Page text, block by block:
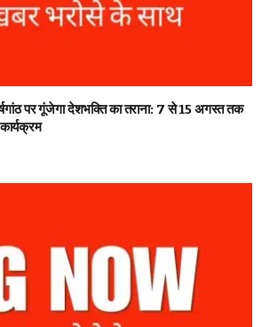
पर गूंजेगा देशभक्ति का तराना: 7 से 15 अगस्त तक